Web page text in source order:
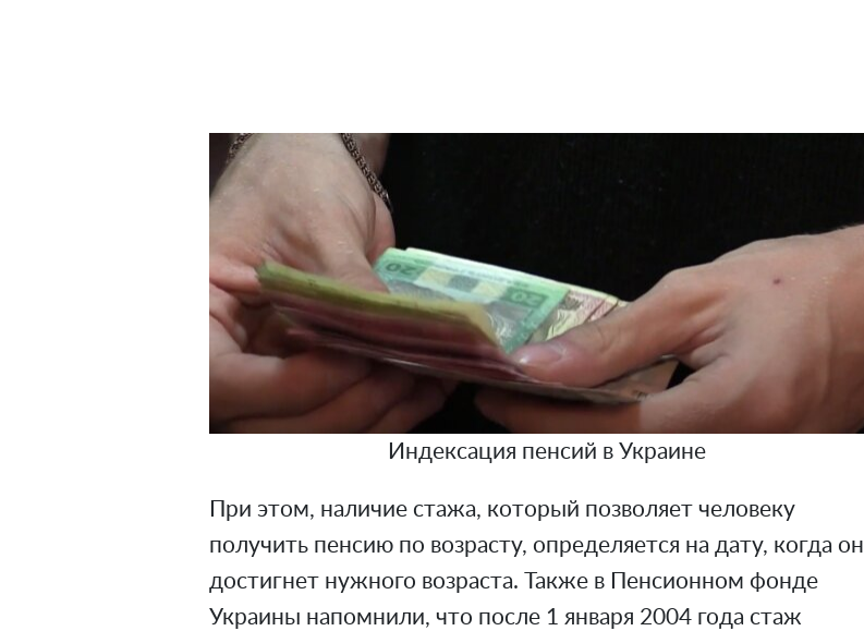
Индексация пенсий в Украине
При этом, наличие стажа, который позволяет человеку
получить пенсию по возрасту, определяется на дату, когда он
достигнет нужного возраста. Также в Пенсионном фонде
Украины напомнили, что после 1 января 2004 года стаж